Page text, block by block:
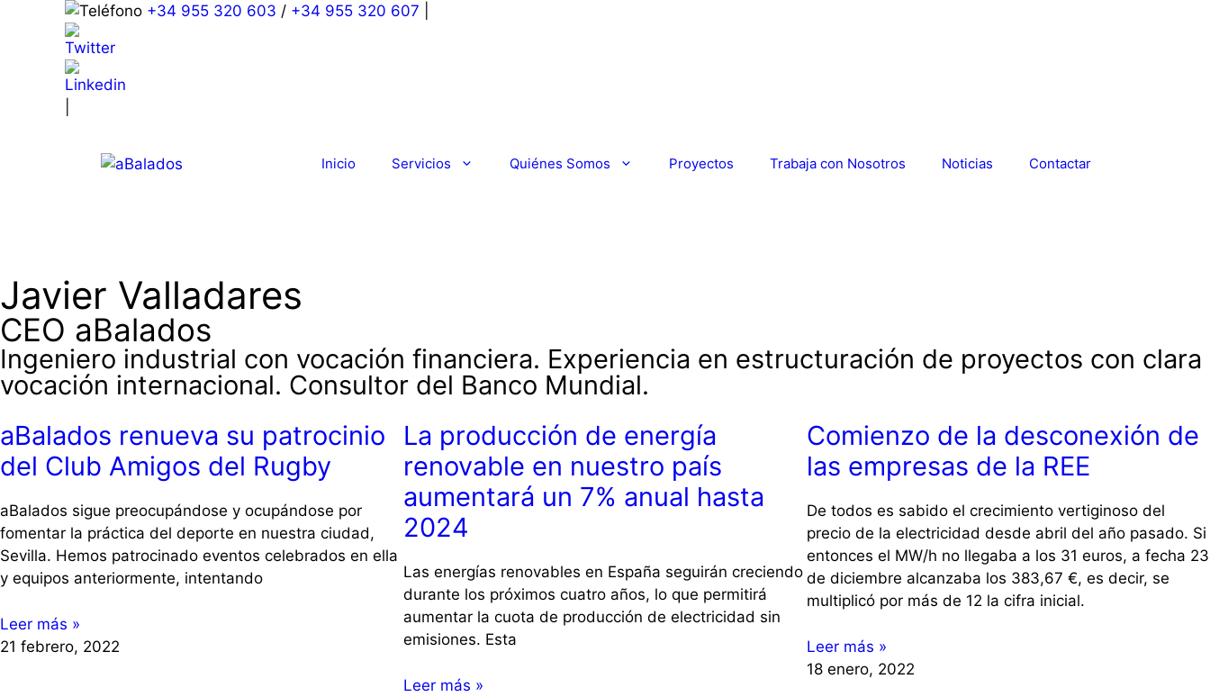
+34 955 320 603 / +34 955 320 607
Inicio Servicios Quiénes Somos Proyectos Trabaja con Nosotros Noticias Contactar
Javier Valladares
CEO aBalados
Ingeniero industrial con vocación financiera. Experiencia en estructuración de proyectos con clara
vocación internacional. Consultor del Banco Mundial.
aBalados renueva su patrocinio
del Club Amigos del Rugby
aBalados sigue preocupándose y ocupándose por
fomentar la práctica del deporte en nuestra ciudad,
Sevilla. Hemos patrocinado eventos celebrados en ella
y equipos anteriormente, intentando
Leer más »
21 febrero, 2022
La producción de energía
renovable en nuestro país
aumentará un 7% anual hasta
2024
Las energías renovables en España seguirán creciendo
durante los próximos cuatro años, lo que permitirá
aumentar la cuota de producción de electricidad sin
emisiones. Esta
Leer más »
Comienzo de la desconexión de
las empresas de la REE
De todos es sabido el crecimiento vertiginoso del
precio de la electricidad desde abril del año pasado. Si
entonces el MW/h no llegaba a los 31 euros, a fecha 23
de diciembre alcanzaba los 383,67 €, es decir, se
multiplicó por más de 12 la cifra inicial.
Leer más »
18 enero, 2022